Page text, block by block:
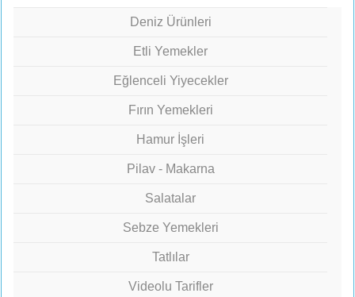
Deniz Ürünleri
Etli Yemekler
Eğlenceli Yiyecekler
Fırın Yemekleri
Hamur İşleri
Pilav - Makarna
Salatalar
Sebze Yemekleri
Tatlılar
Videolu Tarifler